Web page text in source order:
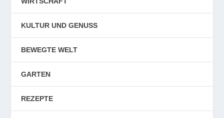
KULTUR UND GENUSS
BEWEGTE WELT
GARTEN
REZEPTE